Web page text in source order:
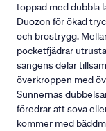
toppad med dubbla
Duozon för ökad
och bröstrygg.
pocketfjädrar
sängens delar
överkroppen med
Sunnernäs
föredrar att sova
kommer med